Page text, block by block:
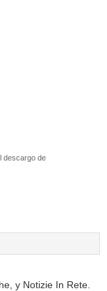
descargo de
y Notizie In Rete.